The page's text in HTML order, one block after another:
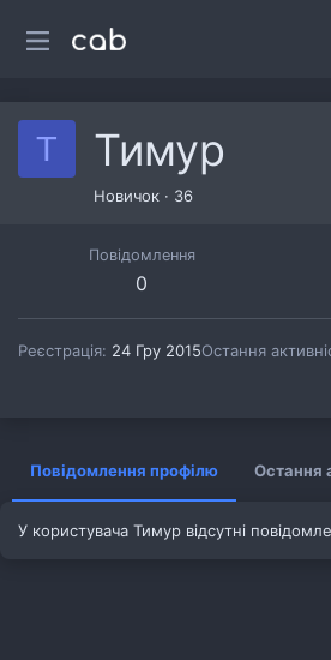
Т Тимур
Новичок · 36
Повідомлення
0
Реєстрація 24 Гру 2015Остання
Повідомлення профілю Остання
У користувача Тимур відсутні